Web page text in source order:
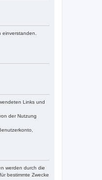
einverstanden.
Links und
der Nutzung
werden durch die
bestimmte Zwecke